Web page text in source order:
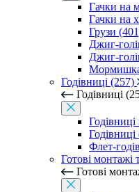
Гачки на
Гачки на
Грузи
Джиг-
Джиг-
Мормишка
Годівниці (257)
Годівниці
Годівниці
Флет-
Готові монтажі
Готові